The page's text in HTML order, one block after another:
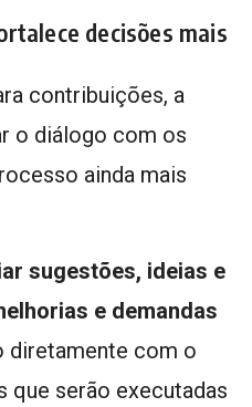
decisões mais
contribuições, a
o diálogo com os
ainda mais
sugestões, ideias e
e demandas
diretamente com o
que serão executadas